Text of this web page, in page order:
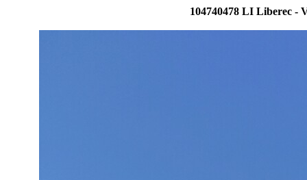
104740478 LI Liberec -